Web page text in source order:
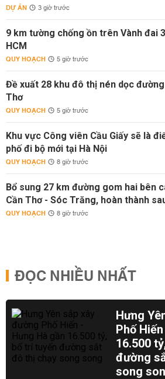
DỰ ÁN 3 giờ trước
9 km tường chống ồn trên Vành đai
HCM
QUY HOẠCH 5 giờ trước
Đề xuất 28 khu đô thị nén dọc
Thơ
QUY HOẠCH 5 giờ trước
Khu vực Công viên Cầu Giấy sẽ là
phố đi bộ mới tại Hà Nội
QUY HOẠCH 8 giờ trước
Bổ sung 27 km đường gom hai bên
Cần Thơ - Sóc Trăng, hoàn thành
QUY HOẠCH 8 giờ trước
ĐỌC NHIỀU NHẤT
Hưng
Phố
16.500
đường
song